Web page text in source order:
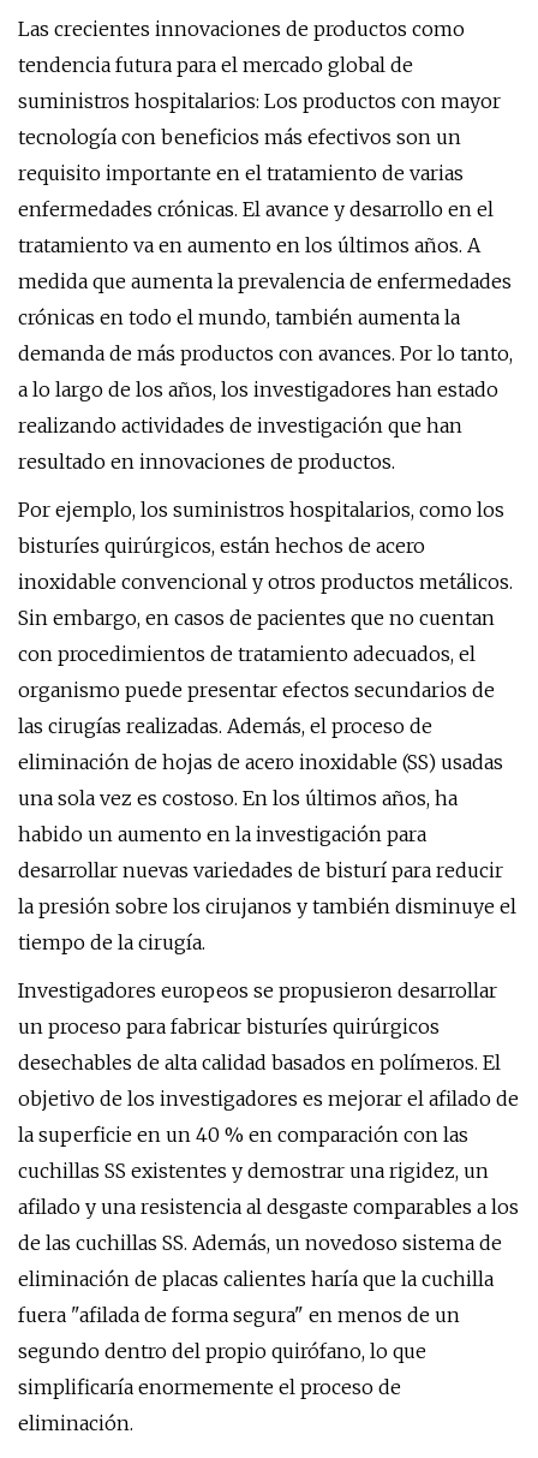
Las crecientes innovaciones de productos como
tendencia futura para el mercado global de
suministros hospitalarios: Los productos con mayor
tecnología con beneficios más efectivos son un
requisito importante en el tratamiento de varias
enfermedades crónicas. El avance y desarrollo en el
tratamiento va en aumento en los últimos años. A
medida que aumenta la prevalencia de enfermedades
crónicas en todo el mundo, también aumenta la
demanda de más productos con avances. Por lo tanto,
a lo largo de los años, los investigadores han estado
realizando actividades de investigación que han
resultado en innovaciones de productos.
Por ejemplo, los suministros hospitalarios, como los
bisturíes quirúrgicos, están hechos de acero
inoxidable convencional y otros productos metálicos.
Sin embargo, en casos de pacientes que no cuentan
con procedimientos de tratamiento adecuados, el
organismo puede presentar efectos secundarios de
las cirugías realizadas. Además, el proceso de
eliminación de hojas de acero inoxidable (SS) usadas
una sola vez es costoso. En los últimos años, ha
habido un aumento en la investigación para
desarrollar nuevas variedades de bisturí para reducir
la presión sobre los cirujanos y también disminuye el
tiempo de la cirugía.
Investigadores europeos se propusieron desarrollar
un proceso para fabricar bisturíes quirúrgicos
desechables de alta calidad basados ​​en polímeros. El
objetivo de los investigadores es mejorar el afilado de
la superficie en un 40 % en comparación con las
cuchillas SS existentes y demostrar una rigidez, un
afilado y una resistencia al desgaste comparables a los
de las cuchillas SS. Además, un novedoso sistema de
eliminación de placas calientes haría que la cuchilla
fuera "afilada de forma segura" en menos de un
segundo dentro del propio quirófano, lo que
simplificaría enormemente el proceso de
eliminación.